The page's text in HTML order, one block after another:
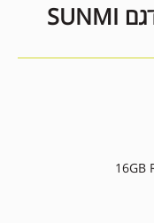
מסופון עם הדפסה ישירה דגם SUNMI